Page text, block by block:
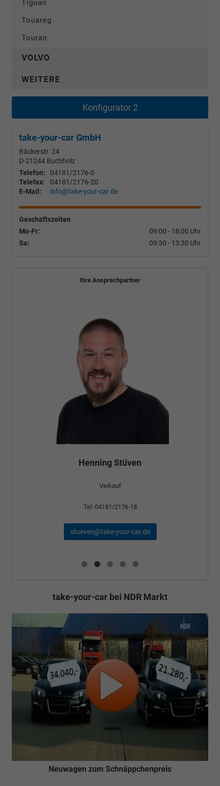
Tiguan
Touareg
Touran
VOLVO
WEITERE
Konfigurator 2
take-your-car GmbH
Bäckerstr. 24
D-21244 Buchholz
Telefon:
04181/2176-0
Telefax:
04181/2176-20
E-Mail:
info@take-your-car.de
Geschäftszeiten
Mo-Fr:
09:00 - 18:00 Uhr
Sa:
09:30 - 13:30 Uhr
Ihre Ansprechpartner
take-your-car bei NDR Markt
Neuwagen zum Schnäppchenpreis